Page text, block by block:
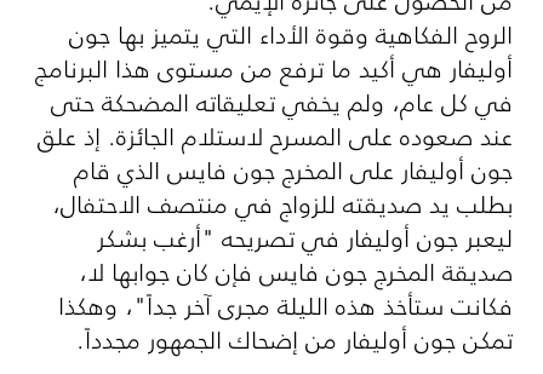
الروح الفكاهية وقوة الأداء التي يتميز بها جون
أوليفار هي أكيد ما ترفع من مستوى هذا البرنامج
في كل عام، ولم يخفي تعليقاته المضحكة حتى
عند صعوده على المسرح لاستلام الجائزة. إذ علق
جون أوليفار على المخرج جون فايس الذي قام
بطلب يد صديقته للزواج في منتصف الاحتفال،
ليعبر جون أوليفار في تصريحه "أرغب بشكر
صديقة المخرج جون فايس فإن كان جوابها لا،
فكانت ستأخذ هذه الليلة مجرى آخر جداً"، وهكذا
تمكن جون أوليفار من إضحاك الجمهور مجدداً.